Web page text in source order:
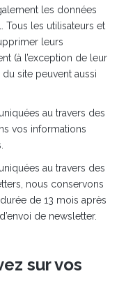
les données
Tous les utilisateurs et
leurs
(à l’exception de leur
du site peuvent aussi
au travers des
vos informations
au travers des
nous conservons
de 13 mois après
de newsletter.
sur vos